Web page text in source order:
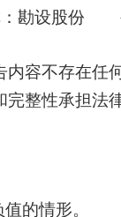
设股份 公
容不存在任
整性承担法
的情形。